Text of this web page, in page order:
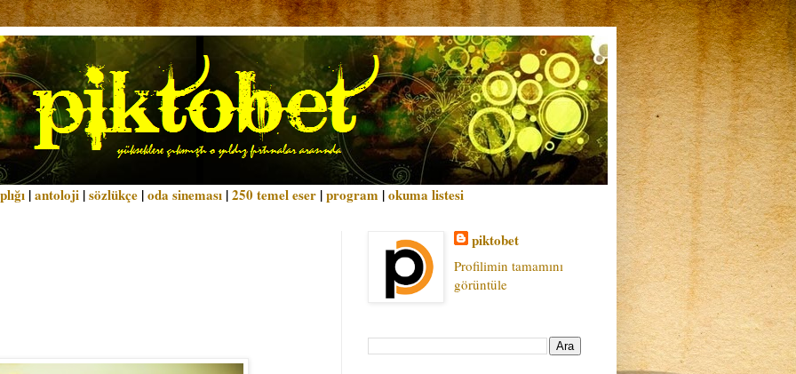
|antoloji |sözlükçe |oda sineması |250 temel eser |program |okuma listesi
piktobet
Profilimin tamamını
görüntüle